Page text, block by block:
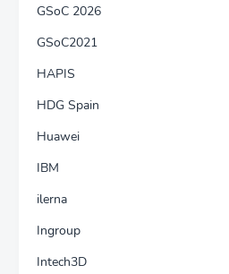
GSoC 2026
GSoC2021
HAPIS
HDG Spain
Huawei
IBM
ilerna
Ingroup
Intech3D